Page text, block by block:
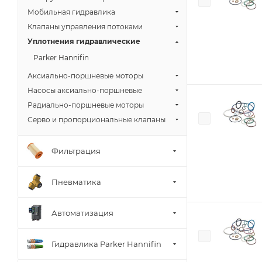
Мобильная гидравлика
Клапаны управления потоками
Уплотнения гидравлические
Parker Hannifin
Аксиально-поршневые моторы
Насосы аксиально-поршневые
Радиально-поршневые моторы
Серво и пропорциональные клапаны
Фильтрация
Пневматика
Автоматизация
Гидравлика Parker Hannifin